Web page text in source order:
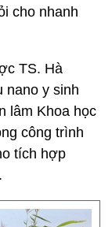
cho nhanh
TS. Hà
nano y sinh
lâm Khoa học
công trình
tích hợp